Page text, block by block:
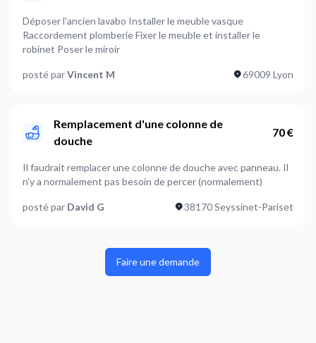
Déposer l'ancien lavabo Installer le meuble vasque
Raccordement plomberie Fixer le meuble et installer le
robinet Poser le miroir
posté parVincent M 69009 Lyon
Remplacement d'une colonne de
douche
70 €
Il faudrait remplacer une colonne de douche avec panneau. Il
n'y a normalement pas besoin de percer (normalement)
posté par David G 38170 Seyssinet-Pariset
Faire une demande